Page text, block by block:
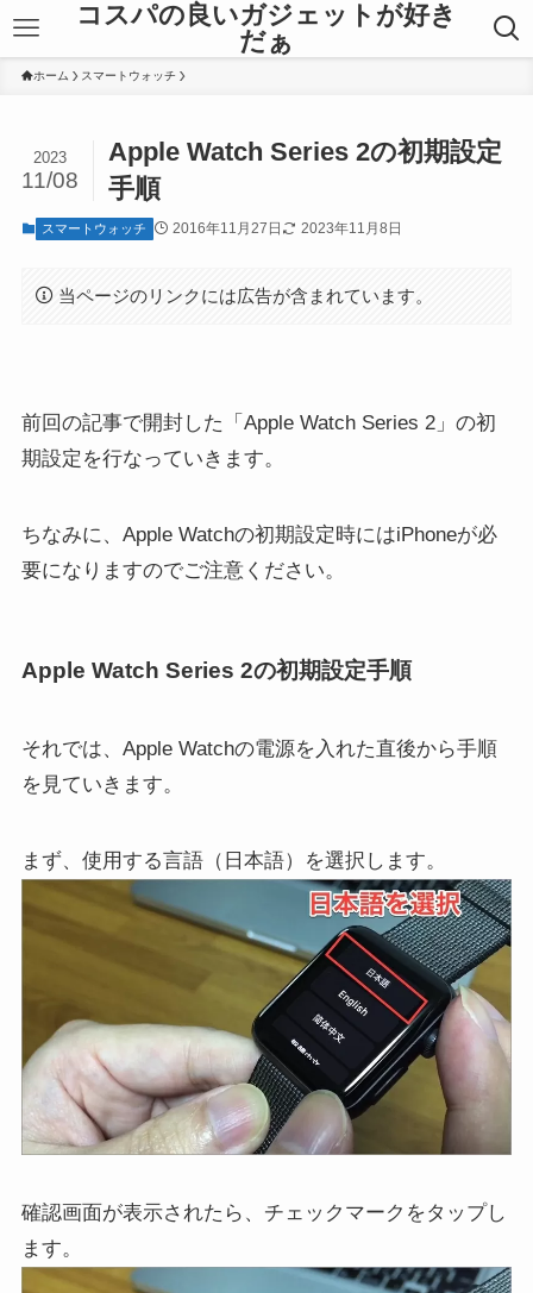
コスパの良いガジェットが好き
だぁ
ホーム スマートウォッチ
Apple Watch Series 2の初期設定
手順
2023
11/08
スマートウォッチ 2016年11月27日 2023年11月8日
当ページのリンクには広告が含まれています。
前回の記事で開封した「Apple Watch Series 2」の初
期設定を行なっていきます。
ちなみに、Apple Watchの初期設定時にはiPhoneが必
要になりますのでご注意ください。
Apple Watch Series 2の初期設定手順
それでは、Apple Watchの電源を入れた直後から手順
を見ていきます。
まず、使用する言語（日本語）を選択します。
確認画面が表示されたら、チェックマークをタップし
ます。